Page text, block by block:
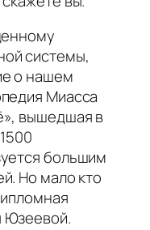
системы,
о нашем
Миасса
вышедшая в
большим
Но мало кто
Юзеевой.